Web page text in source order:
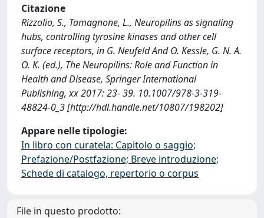
Citazione
Rizzolio, S., Tamagnone, L., Neuropilins as signaling
hubs, controlling tyrosine kinases and other cell
surface receptors, in G. Neufeld And O. Kessle, G. N. A.
O. K. (ed.), The Neuropilins: Role and Function in
Health and Disease, Springer International
Publishing, xx 2017: 23- 39. 10.1007/978-3-319-
48824-0_3 [http://hdl.handle.net/10807/198202]
Appare nelle tipologie:
In libro con curatela: Capitolo o saggio;
Prefazione/Postfazione; Breve introduzione;
Schede di catalogo, repertorio o corpus
File in questo prodotto: